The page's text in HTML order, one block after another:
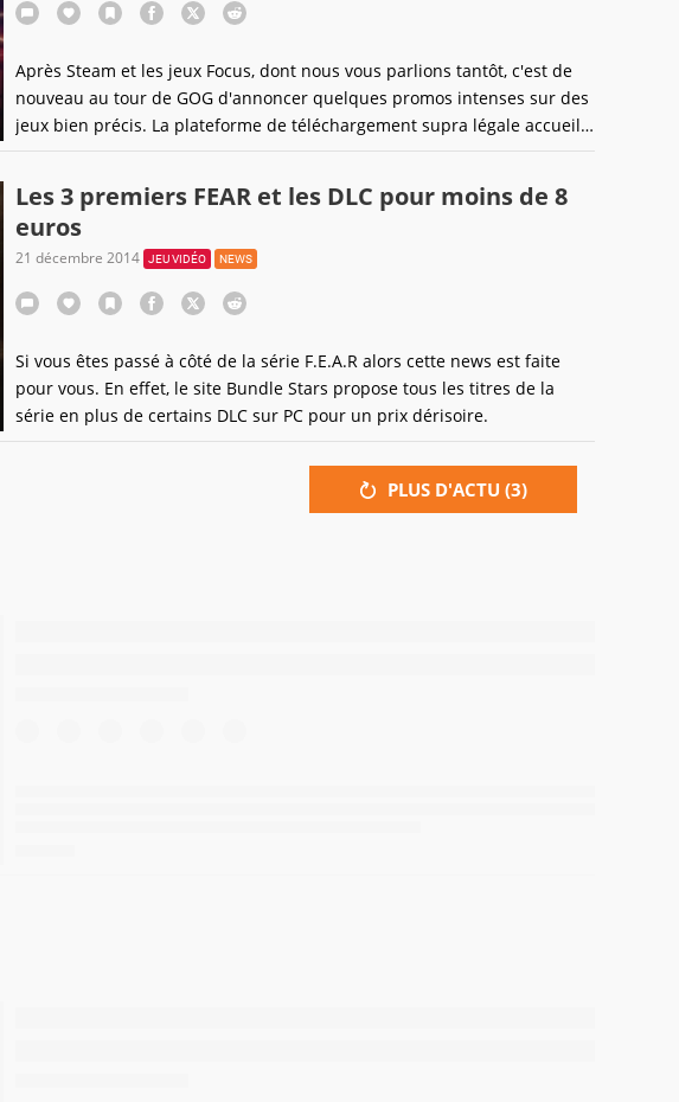
Après Steam et les jeux Focus, dont nous vous parlions tantôt, c'est de
nouveau au tour de GOG d'annoncer quelques promos intenses sur des
jeux bien précis. La plateforme de téléchargement supra légale accueille
en effet des bons plans sur des titres Warner Bros. Et là vous êtes bien
Les 3 premiers FEAR et les DLC pour moins de 8
euros
21 décembre 2014 JEU VIDÉO NEWS
Si vous êtes passé à côté de la série F.E.A.R alors cette news est faite
pour vous. En effet, le site Bundle Stars propose tous les titres de la
série en plus de certains DLC sur PC pour un prix dérisoire.
PLUS D'ACTU (3)